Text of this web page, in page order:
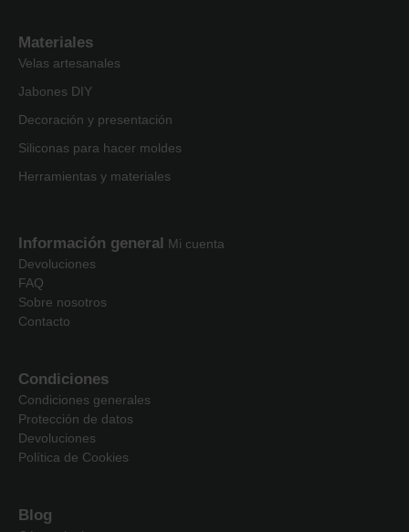
Materiales
Velas artesanales
Jabones DIY
Decoración y presentación
Siliconas para hacer moldes
Herramientas y materiales
Información general Mi cuenta
Devoluciones
FAQ
Sobre nosotros
Contacto
Condiciones
Condiciones generales
Protección de datos
Devoluciones
Política de Cookies
Blog